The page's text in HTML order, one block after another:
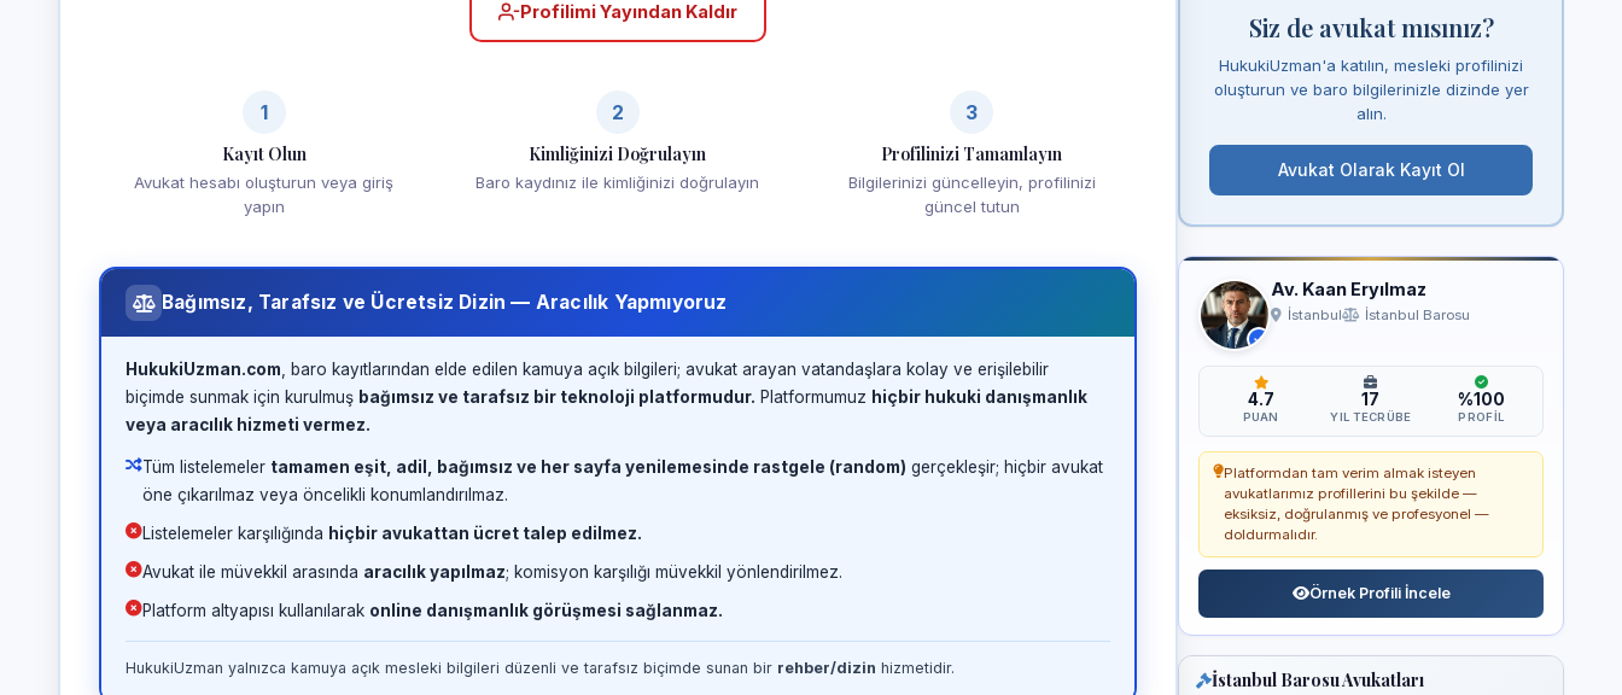
Profilimi Yayından Kaldır
1
Kayıt Olun
Avukat hesabı oluşturun veya giriş
yapın
2
Kimliğinizi Doğrulayın
Baro kaydınız ile kimliğinizi doğrulayın
3
Profilinizi Tamamlayın
Bilgilerinizi güncelleyin, profilinizi
güncel tutun
Bağımsız, Tarafsız ve Ücretsiz Dizin — Aracılık Yapmıyoruz
HukukiUzman.com , baro kayıtlarından elde edilen kamuya açık bilgileri; avukat arayan vatandaşlara kolay ve erişilebilir
biçimde sunmak için kurulmuş bağımsız ve tarafsız bir teknoloji platformudur. Platformumuz hiçbir hukuki danışmanlık
veya aracılık hizmeti vermez.
Tüm listelemeler tamamen eşit, adil, bağımsız ve her sayfa yenilemesinde rastgele (random) gerçekleşir; hiçbir avukat
öne çıkarılmaz veya öncelikli konumlandırılmaz.
Listelemeler karşılığında hiçbir avukattan ücret talep edilmez.
Avukat ile müvekkil arasında aracılık yapılmaz; komisyon karşılığı müvekkil yönlendirilmez.
Platform altyapısı kullanılarak online danışmanlık görüşmesi sağlanmaz.
HukukiUzman yalnızca kamuya açık mesleki bilgileri düzenli ve tarafsız biçimde sunan bir rehber/dizin hizmetidir.
Siz de avukat mısınız?
HukukiUzman'a katılın, mesleki profilinizi
oluşturun ve baro bilgilerinizle dizinde yer
alın.
Avukat Olarak Kayıt Ol
Av. Kaan Eryılmaz
İstanbul İstanbul Barosu
4.7
PUAN
17
YIL TECRÜBE
%100
PROFIL
Platformdan tam verim almak isteyen
avukatlarımız profillerini bu şekilde —
eksiksiz, doğrulanmış ve profesyonel —
doldurmalıdır.
Örnek Profili İncele
İstanbul Barosu Avukatları